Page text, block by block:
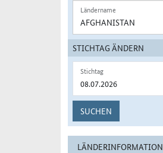
Ländername
STICHTAG ÄNDERN
Stichtag
SUCHEN
LÄNDERINFORMATION